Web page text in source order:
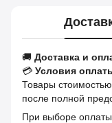
🚚 Доставка и
💳 Условия
Товары
после полной
При выборе